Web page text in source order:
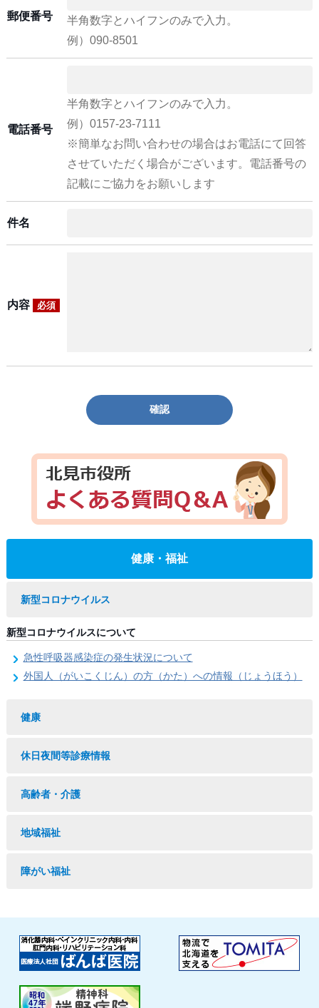
郵便番号
半角数字とハイフンのみで入力。
例）090-8501
電話番号
半角数字とハイフンのみで入力。
例）0157-23-7111
※簡単なお問い合わせの場合はお電話にて回答
させていただく場合がございます。電話番号の
記載にご協力をお願いします
件名
内容 必須
確認
健康・福祉
新型コロナウイルス
新型コロナウイルスについて
急性呼吸器感染症の発生状況について
外国人（がいこくじん）の方（かた）への情報（じょうほう）
健康
休日夜間等診療情報
高齢者・介護
地域福祉
障がい福祉